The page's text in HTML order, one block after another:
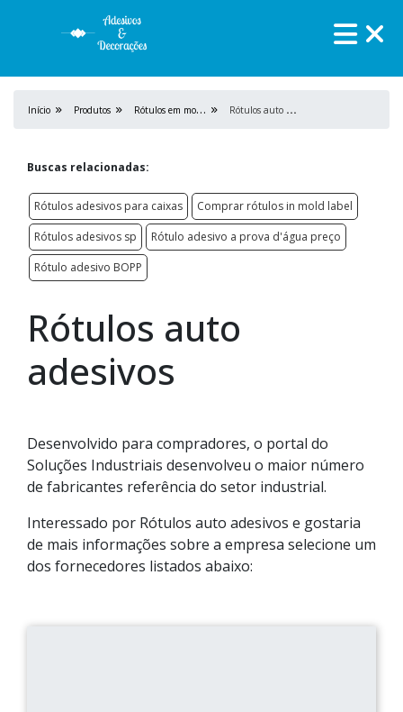
Início Produtos R
ótulos em mold label R
ótulos auto adesivos
Buscas relacionadas:
Rótulos adesivos para caixas
Comprar rótulos in mold label
Rótulos adesivos sp
Rótulo adesivo a prova d'água preço
Rótulo adesivo BOPP
Rótulos auto
adesivos
Desenvolvido para compradores, o portal do
Soluções Industriais desenvolveu o maior número
de fabricantes referência do setor industrial.
Interessado por Rótulos auto adesivos e gostaria
de mais informações sobre a empresa selecione um
dos fornecedores listados abaixo: